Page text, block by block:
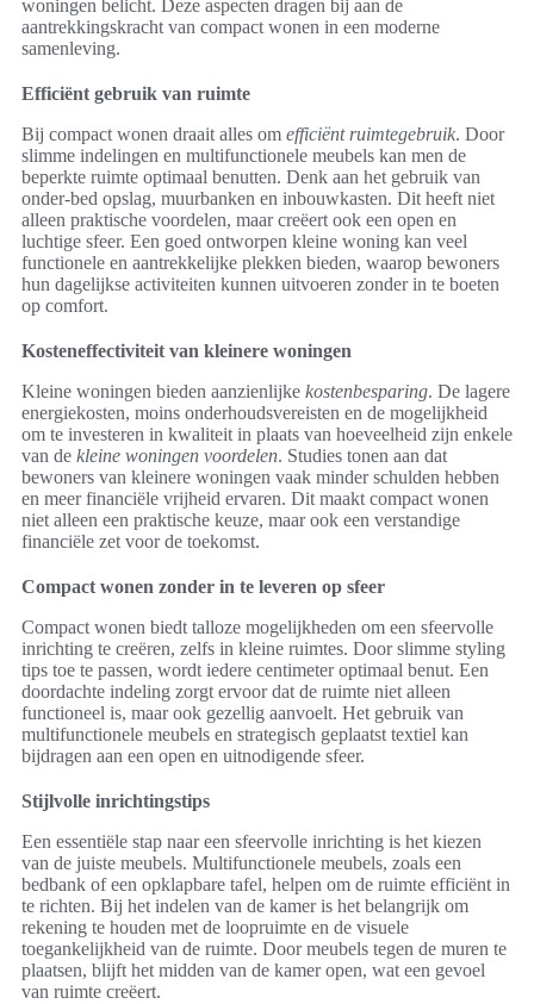
woningen belicht. Deze aspecten dragen bij aan de
aantrekkingskracht van compact wonen in een moderne
samenleving.
Efficiënt gebruik van ruimte
Bij compact wonen draait alles om efficiënt ruimtegebruik. Door
slimme indelingen en multifunctionele meubels kan men de
beperkte ruimte optimaal benutten. Denk aan het gebruik van
onder-bed opslag, muurbanken en inbouwkasten. Dit heeft niet
alleen praktische voordelen, maar creëert ook een open en
luchtige sfeer. Een goed ontworpen kleine woning kan veel
functionele en aantrekkelijke plekken bieden, waarop bewoners
hun dagelijkse activiteiten kunnen uitvoeren zonder in te boeten
op comfort.
Kosteneffectiviteit van kleinere woningen
Kleine woningen bieden aanzienlijke kostenbesparing. De lagere
energiekosten, moins onderhoudsvereisten en de mogelijkheid
om te investeren in kwaliteit in plaats van hoeveelheid zijn enkele
van de kleine woningen voordelen. Studies tonen aan dat
bewoners van kleinere woningen vaak minder schulden hebben
en meer financiële vrijheid ervaren. Dit maakt compact wonen
niet alleen een praktische keuze, maar ook een verstandige
financiële zet voor de toekomst.
Compact wonen zonder in te leveren op sfeer
Compact wonen biedt talloze mogelijkheden om een sfeervolle
inrichting te creëren, zelfs in kleine ruimtes. Door slimme styling
tips toe te passen, wordt iedere centimeter optimaal benut. Een
doordachte indeling zorgt ervoor dat de ruimte niet alleen
functioneel is, maar ook gezellig aanvoelt. Het gebruik van
multifunctionele meubels en strategisch geplaatst textiel kan
bijdragen aan een open en uitnodigende sfeer.
Stijlvolle inrichtingstips
Een essentiële stap naar een sfeervolle inrichting is het kiezen
van de juiste meubels. Multifunctionele meubels, zoals een
bedbank of een opklapbare tafel, helpen om de ruimte efficiënt in
te richten. Bij het indelen van de kamer is het belangrijk om
rekening te houden met de loopruimte en de visuele
toegankelijkheid van de ruimte. Door meubels tegen de muren te
plaatsen, blijft het midden van de kamer open, wat een gevoel
van ruimte creëert.